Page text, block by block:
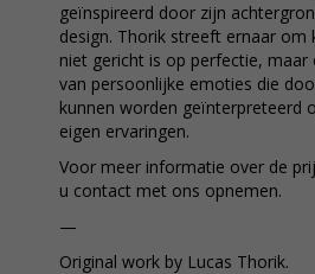
geïnspireerd door zijn
design. Thorik streeft ernaar om
niet gericht is op perfectie, maar
van persoonlijke emoties die
kunnen worden geïnterpreteerd
eigen ervaringen.
Voor meer informatie over de
u contact met ons opnemen.
—
Original work by Lucas Thorik.